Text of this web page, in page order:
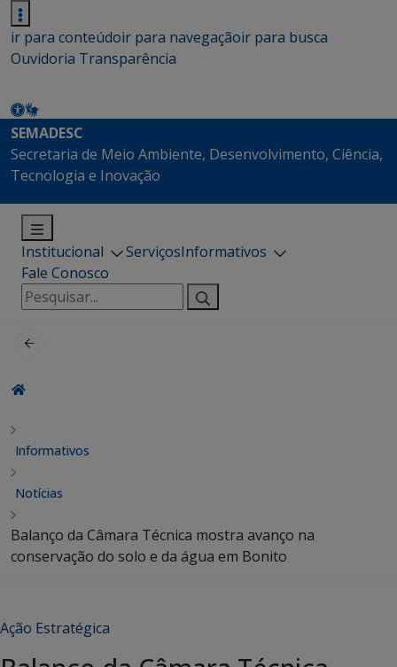
ir para conteúdoir para navegaçãoir para busca
Ouvidoria Transparência
SEMADESC
Secretaria de Meio Ambiente, Desenvolvimento, Ciência,
Tecnologia e Inovação
Institucional ServiçosInformativos
Fale Conosco
Pesquisar
por:
Informativos
Notícias
Balanço da Câmara Técnica mostra avanço na
conservação do solo e da água em Bonito
Ação Estratégica